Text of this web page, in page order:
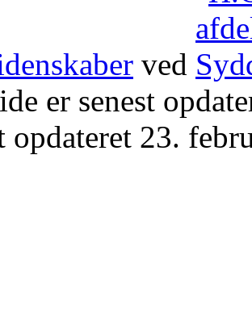
ved
er senest
opdateret 23.